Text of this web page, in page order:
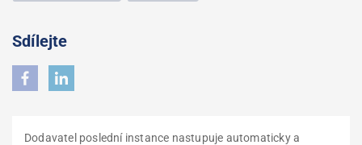
Dodavatel poslední instance nastupuje automaticky a
Sdílejte